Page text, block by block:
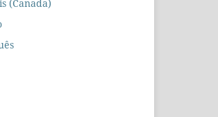
(Canada)